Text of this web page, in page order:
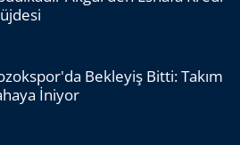
Bekleyiş Bitti: Takım
İniyor